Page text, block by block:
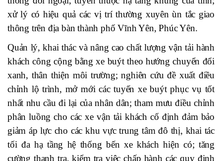
xử lý có hiệu quả các vị trí thường xuyên ùn tắc giao
thông trên địa bàn thành phố Vĩnh Yên, Phúc Yên.
Quản lý, khai thác và nâng cao chất lượng vận tải hành
khách công cộng bằng xe buýt theo hướng chuyển đổi
xanh, thân thiện môi trường; nghiên cứu đề xuất điều
chỉnh lộ trình, mở mới các tuyến xe buýt phục vụ tốt
nhất nhu cầu đi lại của nhân dân; tham mưu điều chỉnh
phân luồng cho các xe vận tải khách cố định đảm bảo
giảm áp lực cho các khu vực trung tâm đô thị, khai tác
tối đa hạ tầng hệ thống bến xe khách hiện có; tăng
cường thanh tra, kiểm tra việc chấp hành các quy định